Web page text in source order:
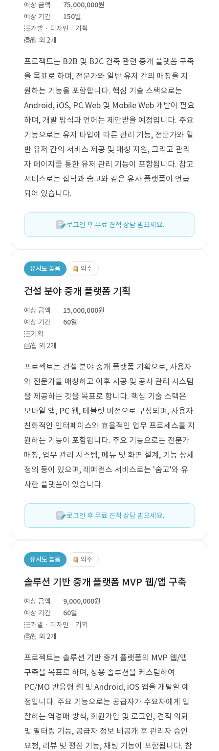
예상 금액
75,000,000원
예상 기간
150일
개발 · 디자인 · 기획
웹 외 2개
프로젝트는 B2B 및 B2C 건축 관련 중개 플랫폼 구축
을 목표로 하며, 전문가와 일반 유저 간의 매칭을 지
원하는 기능을 포함합니다. 핵심 기술 스택으로는
Android, iOS, PC Web 및 Mobile Web 개발이 필요
하며, 개발 방식과 언어는 제안받을 예정입니다. 주요
기능으로는 유저 타입에 따른 관리 기능, 전문가와 일
반 유저 간의 서비스 제공 및 매칭 지원, 그리고 관리
자 페이지를 통한 유저 관리 기능이 포함됩니다. 참고
서비스로는 집닥과 숨고와 같은 유사 플랫폼이 언급
되어 있습니다.
로그인 후 무료 견적 상담 받으세요.
유사도 높음 외주
건설 분야 중개 플랫폼 기획
예상 금액
15,000,000원
예상 기간
60일
기획
웹 외 2개
프로젝트는 건설 분야 중개 플랫폼 기획으로, 사용자
와 전문가를 매칭하고 이후 시공 및 공사 관리 시스템
을 제공하는 것을 목표로 합니다. 핵심 기술 스택은
모바일 앱, PC 웹, 테블릿 버전으로 구성되며, 사용자
친화적인 인터페이스와 효율적인 업무 프로세스를 지
원하는 기능이 포함됩니다. 주요 기능으로는 전문가
매칭, 업무 관리 시스템, 메뉴 및 화면 설계, 기능 상세
정의 등이 있으며, 레퍼런스 서비스로는 '숨고'와 유
사한 플랫폼이 있습니다.
로그인 후 무료 견적 상담 받으세요.
유사도 높음 외주
솔루션 기반 중개 플랫폼 MVP 웹/앱 구축
예상 금액
9,000,000원
예상 기간
60일
개발 · 디자인 · 기획
웹 외 2개
프로젝트는 솔루션 기반 중개 플랫폼의 MVP 웹/앱
구축을 목표로 하며, 상용 솔루션을 커스텀하여
PC/MO 반응형 웹 및 Android, iOS 앱을 개발할 예
정입니다. 주요 기능으로는 공급자가 수요자에게 입
찰하는 역경매 방식, 회원가입 및 로그인, 견적 의뢰
및 필터링 기능, 공급자 정보 비공개 후 관리자 승인
요청, 리뷰 및 평점 기능, 채팅 기능이 포함됩니다. 참